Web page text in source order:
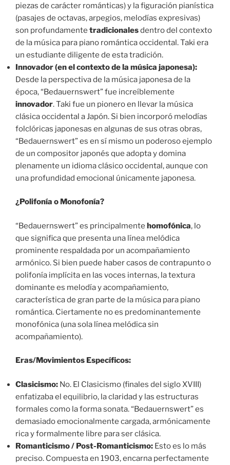
piezas de carácter románticas) y la figuración pianística
(pasajes de octavas, arpegios, melodías expresivas)
son profundamente tradicionalesdentro del contexto
de la música para piano romántica occidental. Taki era
un estudiante diligente de esta tradición.
Innovador (en el contexto de la música japonesa):
Desde la perspectiva de la música japonesa de la
época, “Bedauernswert” fue increíblemente
innovador. Taki fue un pionero en llevar la música
clásica occidental a Japón. Si bien incorporó melodías
folclóricas japonesas en algunas de sus otras obras,
“Bedauernswert” es en sí mismo un poderoso ejemplo
de un compositor japonés que adopta y domina
plenamente un idioma clásico occidental, aunque con
una profundidad emocional únicamente japonesa.
¿Polifonía o Monofonía?
“Bedauernswert” es principalmente homofónica, lo
que significa que presenta una línea melódica
prominente respaldada por un acompañamiento
armónico. Si bien puede haber casos de contrapunto o
polifonía implícita en las voces internas, la textura
dominante es melodía y acompañamiento,
característica de gran parte de la música para piano
romántica. Ciertamente no es predominantemente
monofónica (una sola línea melódica sin
acompañamiento).
Eras/Movimientos Específicos:
Clasicismo: No. El Clasicismo (finales del siglo XVIII)
enfatizaba el equilibrio, la claridad y las estructuras
formales como la forma sonata. “Bedauernswert” es
demasiado emocionalmente cargada, armónicamente
rica y formalmente libre para ser clásica.
Romanticismo / Post-Romanticismo: Esto es lo más
preciso. Compuesta en 1903, encarna perfectamente